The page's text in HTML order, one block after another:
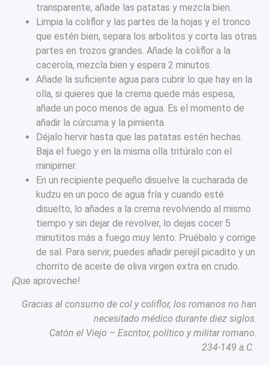
transparente, añade las patatas y mezcla bien.
Limpia la coliflor y las partes de la hojas y el tronco
que estén bien, separa los arbolitos y corta las otras
partes en trozos grandes. Añade la coliflor a la
cacerola, mezcla bien y espera 2 minutos.
Añade la suficiente agua para cubrir lo que hay en la
olla, si quieres que la crema quede más espesa,
añade un poco menos de agua. Es el momento de
añadir la cúrcuma y la pimienta.
Déjalo hervir hasta que las patatas estén hechas.
Baja el fuego y en la misma olla tritúralo con el
minipimer.
En un recipiente pequeño disuelve la cucharada de
kudzu en un poco de agua fría y cuando esté
disuelto, lo añades a la crema revolviendo al mismo
tiempo y sin dejar de revolver, lo dejas cocer 5
minutitos más a fuego muy lento. Pruébalo y corrige
de sal. Para servir, puedes añadir perejil picadito y un
chorrito de aceite de oliva virgen extra en crudo.
¡Que aproveche!
Gracias al consumo de col y coliflor, los romanos no han
necesitado médico durante diez siglos.
Catón el Viejo – Escritor, político y militar romano.
234-149 a.C.